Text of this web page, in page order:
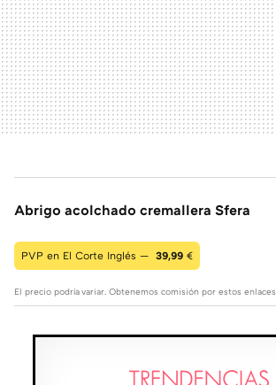
Abrigo acolchado cremallera Sfera
PVP en El Corte Inglés — 39,99 €
El precio podría variar. Obtenemos comisión por estos enlaces